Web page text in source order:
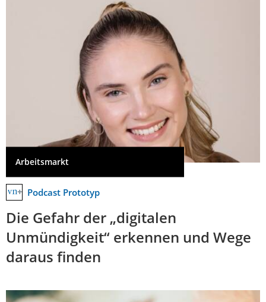
Arbeitsmarkt
Podcast Prototyp
Die Gefahr der „digitalen
Unmündigkeit“ erkennen und Wege
daraus finden